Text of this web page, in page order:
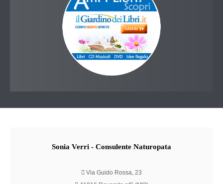
Sonia Verri - Consulente Naturopata
Via Guido Rossa, 23